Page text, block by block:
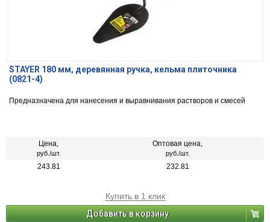
STAYER 180 мм, деревянная ручка, кельма плиточника
(0821-4)
Предназначена для нанесения и выравнивания растворов и смесей
Цена,
руб./шт.
Оптовая цена,
руб./шт.
243.81 232.81
Купить в 1 клик
Добавить в корзину